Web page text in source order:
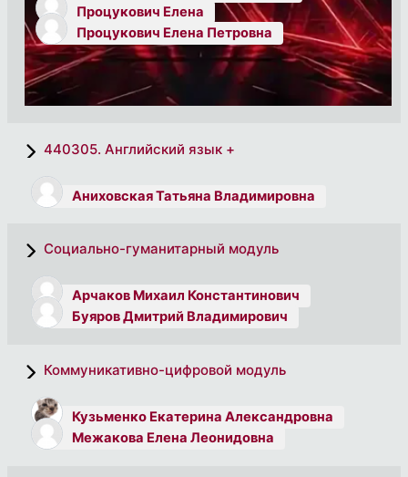
Процукович Елена
Процукович Елена Петровна
440305. Английский язык +
Аниховская Татьяна Владимировна
Социально-гуманитарный модуль
Арчаков Михаил Константинович
Буяров Дмитрий Владимирович
Коммуникативно-цифровой модуль
Кузьменко Екатерина Александровна
Межакова Елена Леонидовна